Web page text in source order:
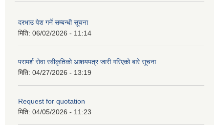
दरभाउ पेश गर्ने सम्बन्धी सूचना
मिति: 06/02/2026 - 11:14
परामर्श सेवा स्वीकृतिको आशयपत्र जारी गरिएको बारे सूचना
मिति: 04/27/2026 - 13:19
Request for quotation
मिति: 04/05/2026 - 11:23